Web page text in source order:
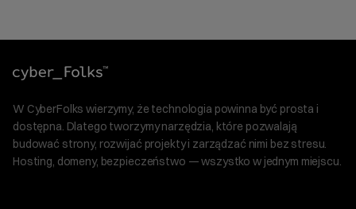
W CyberFolks wierzymy, że technologia powinna być prosta i
dostępna. Dlatego tworzymy narzędzia, które pozwalają
budować strony, rozwijać projekty i zarządzać nimi bez stresu.
Hosting, domeny, bezpieczeństwo — wszystko w jednym miejscu.